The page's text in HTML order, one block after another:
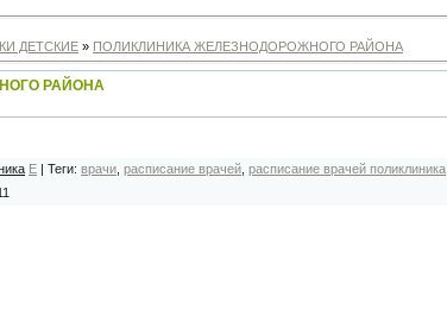
ДЕТСКИЕ » ПОЛИКЛИНИКА ЖЕЛЕЗНОДОРОЖНОГО РАЙОНА
РАЙОНА
E |Теги:врачи ,расписание врачей ,расписание врачей поликлиника